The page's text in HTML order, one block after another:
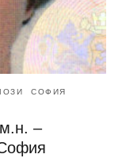
СОФИЯ
–